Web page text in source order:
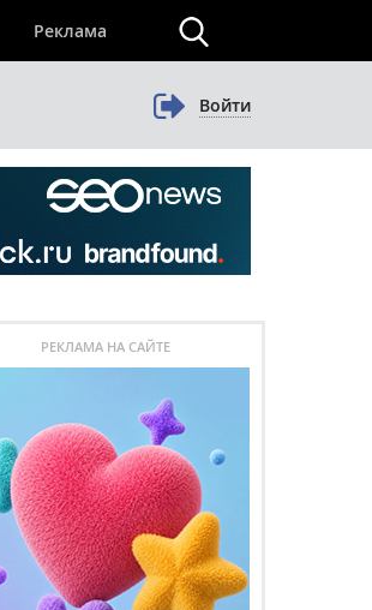
Реклама
Войти
РЕКЛАМА НА САЙТЕ